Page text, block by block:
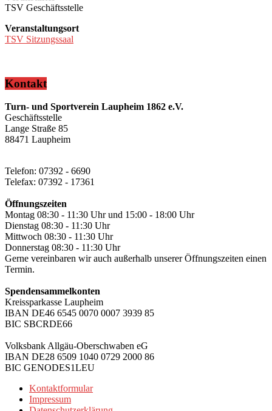
TSV Geschäftsstelle
Veranstaltungsort
TSV Sitzungssaal
Kontakt
Turn- und Sportverein Laupheim 1862 e.V.
Geschäftsstelle
Lange Straße 85
88471 Laupheim
Telefon: 07392 - 6690
Telefax: 07392 - 17361
Öffnungszeiten
Montag 08:30 - 11:30 Uhr und 15:00 - 18:00 Uhr
Dienstag 08:30 - 11:30 Uhr
Mittwoch 08:30 - 11:30 Uhr
Donnerstag 08:30 - 11:30 Uhr
Gerne vereinbaren wir auch außerhalb unserer Öffnungszeiten einen
Termin.
Spendensammelkonten
Kreissparkasse Laupheim
IBAN DE46 6545 0070 0007 3939 85
BIC SBCRDE66
Volksbank Allgäu-Oberschwaben eG
IBAN DE28 6509 1040 0729 2000 86
BIC GENODES1LEU
Kontaktformular
Impressum